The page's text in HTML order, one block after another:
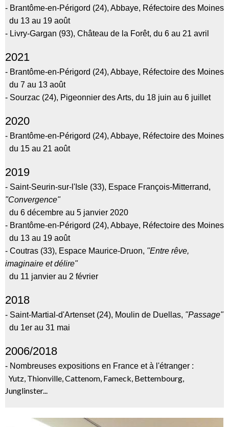
- Brantôme-en-Périgord (24), Abbaye, Réfectoire des Moines
du 13 au 19 août
- Livry-Gargan (93), Château de la Forêt, du 6 au 21 avril
2021
- Brantôme-en-Périgord (24), Abbaye, Réfectoire des Moines
du 7 au 13 août
- Sourzac (24), Pigeonnier des Arts, du 18 juin au 6 juillet
2020
- Brantôme-en-Périgord (24), Abbaye, Réfectoire des Moines
du 15 au 21 août
2019
- Saint-Seurin-sur-l'Isle (33), Espace François-Mitterrand,
"Convergence"
du 6 décembre au 5 janvier 2020
- Brantôme-en-Périgord (24), Abbaye, Réfectoire des Moines
du 13 au 19 août
- Coutras (33), Espace Maurice-Druon, "Entre rêve,
imaginaire et délire"
du 11 janvier au 2 février
2018
- Saint-Martial-d'Artenset (24), Moulin de Duellas, "Passage"
du 1er au 31 mai
2006/2018
- Nombreuses expositions en France et à l'étranger :
Yutz, Thionville, Cattenom, Fameck, Bettembourg,
Junglinster...